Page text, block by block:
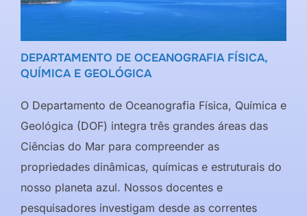
DEPARTAMENTO DE OCEANOGRAFIA FÍSICA,
QUÍMICA E GEOLÓGICA
O Departamento de Oceanografia Física, Química e
Geológica (DOF) integra três grandes áreas das
Ciências do Mar para compreender as
propriedades dinâmicas, químicas e estruturais do
nosso planeta azul. Nossos docentes e
pesquisadores investigam desde as correntes